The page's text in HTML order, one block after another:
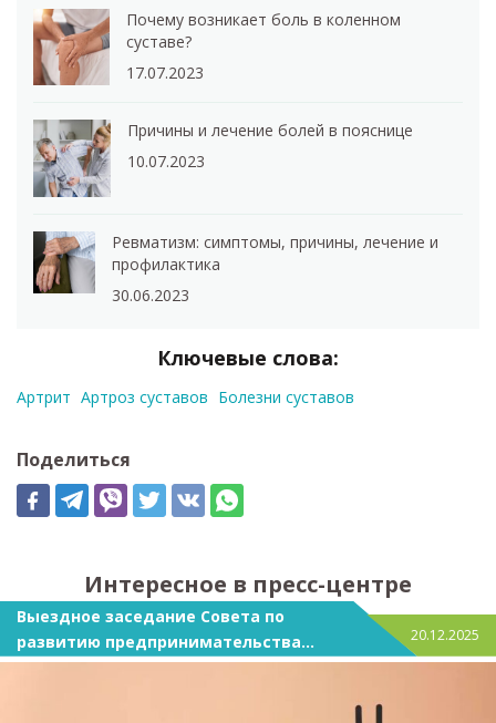
Почему возникает боль в коленном
суставе?
17.07.2023
Причины и лечение болей в пояснице
10.07.2023
Ревматизм: симптомы, причины, лечение и
профилактика
30.06.2023
Ключевые слова:
Артрит Артроз суставов Болезни суставов
Поделиться
Интересное в пресс-центре
Выездное заседание Совета по
развитию предпринимательства
прошло на базе «АКАДЕМФАРМ»
20.12.2025